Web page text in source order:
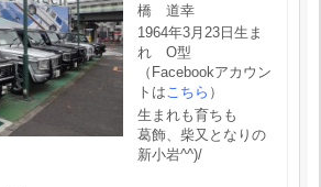
橋 道幸
1964年3月23日生ま
れ O型
（Facebookアカウン
トはこちら ）
生まれも育ちも
葛飾、柴又となりの
新小岩^^)/